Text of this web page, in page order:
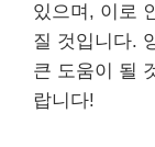
있으며, 이로
질 것입니다.
큰 도움이 될
랍니다!